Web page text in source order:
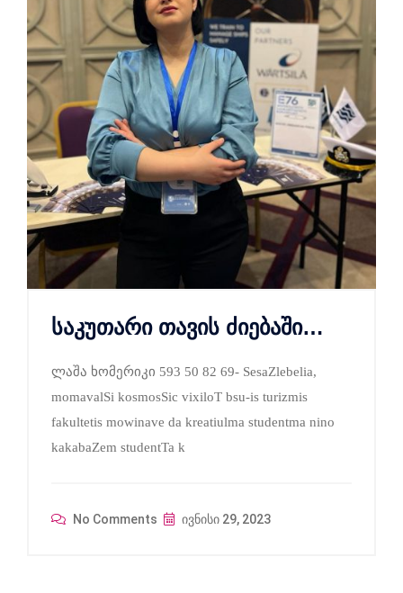
საკუთარი თავის ძიებაში…
ლაშა ხომერიკი 593 50 82 69- SesaZlebelia,
momavalSi kosmosSic vixiloT bsu-is turizmis
fakultetis mowinave da kreatiulma studentma nino
kakabaZem studentTa k
No Comments ივნისი 29, 2023